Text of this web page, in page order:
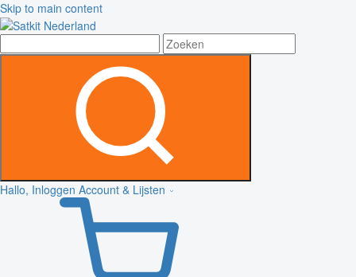
Skip to main content
Hallo, Inloggen Account & Lijsten